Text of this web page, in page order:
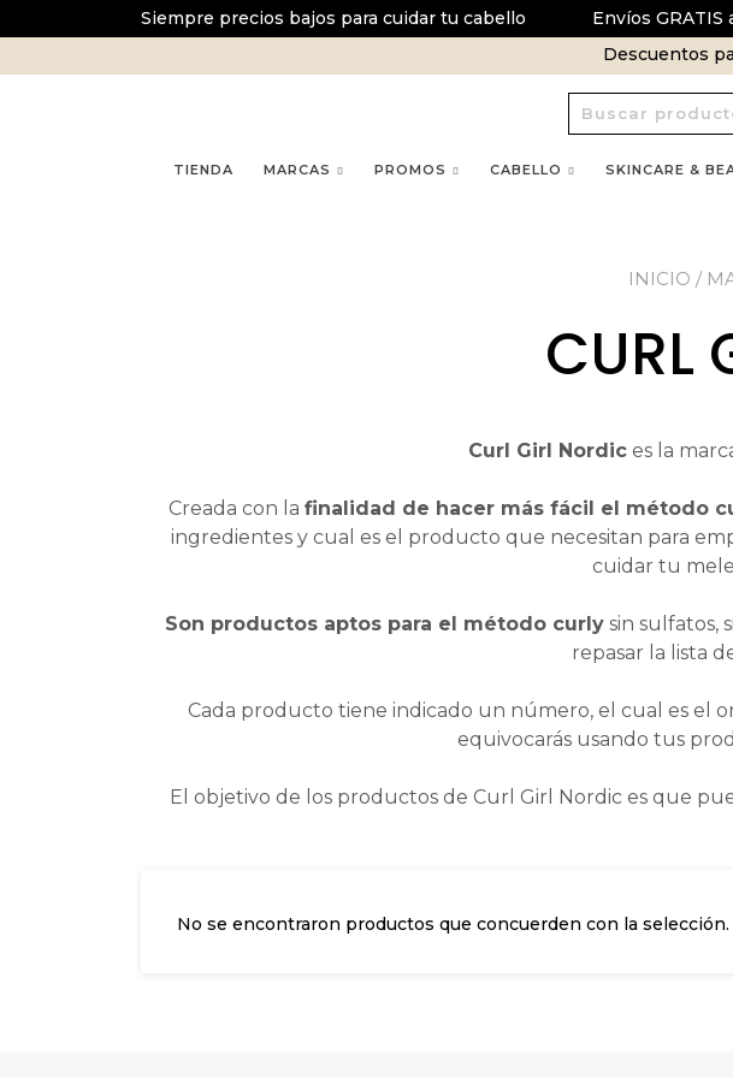
al
contenido
Siempre precios bajos para cuidar tu cabello Envíos
Descuentos
Buscar
por:
TIENDA MARCAS PROMOS CABELLO SKINCARE &
INICIO /
CURL
Curl Girl Nordices la
Creada con la finalidad de hacer más fácil el método
ingredientes y cual es el producto que necesitan para
cuidar tu
Son productos aptos para el método curly sin sulfatos,
repasar la lista
Cada producto tiene indicado un número, el cual es el
equivocarás usando tus
El objetivo de los productos de Curl Girl Nordic es que
No se encontraron productos que concuerden con la selección.